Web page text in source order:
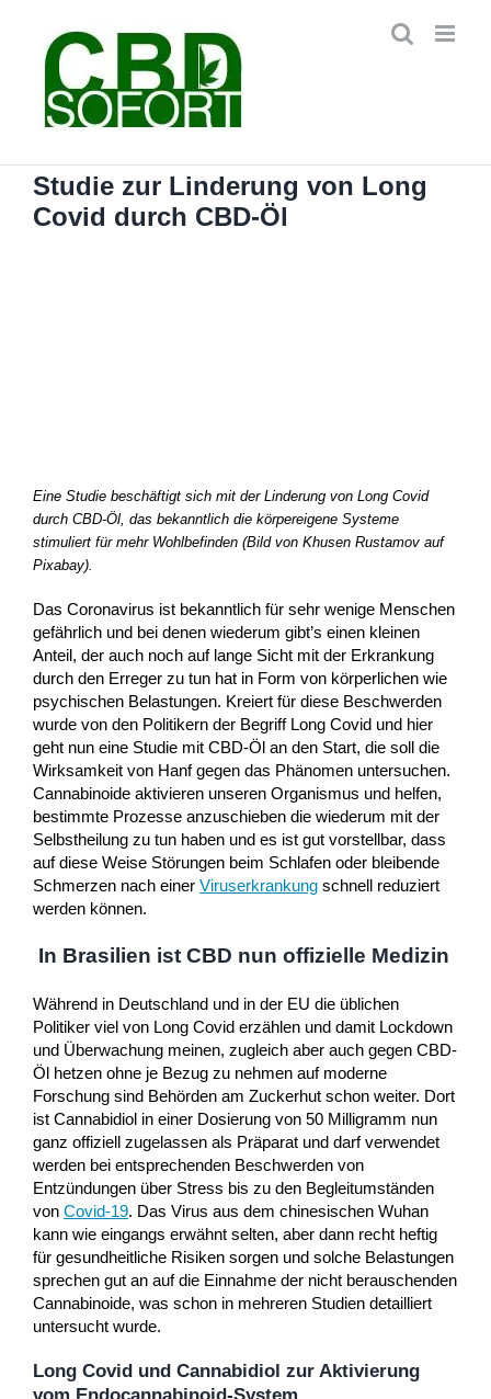
springen
Studie zur Linderung von Long
Covid durch CBD-Öl
Eine Studie beschäftigt sich mit der Linderung von Long Covid
durch CBD-Öl, das bekanntlich die körpereigene Systeme
stimuliert für mehr Wohlbefinden (Bild von Khusen Rustamov auf
Pixabay).
Das Coronavirus ist bekanntlich für sehr wenige Menschen
gefährlich und bei denen wiederum gibt’s einen kleinen
Anteil, der auch noch auf lange Sicht mit der Erkrankung
durch den Erreger zu tun hat in Form von körperlichen wie
psychischen Belastungen. Kreiert für diese Beschwerden
wurde von den Politikern der Begriff Long Covid und hier
geht nun eine Studie mit CBD-Öl an den Start, die soll die
Wirksamkeit von Hanf gegen das Phänomen untersuchen.
Cannabinoide aktivieren unseren Organismus und helfen,
bestimmte Prozesse anzuschieben die wiederum mit der
Selbstheilung zu tun haben und es ist gut vorstellbar, dass
auf diese Weise Störungen beim Schlafen oder bleibende
Schmerzen nach einer Viruserkrankung schnell reduziert
werden können.
In Brasilien ist CBD nun offizielle Medizin
Während in Deutschland und in der EU die üblichen
Politiker viel von Long Covid erzählen und damit Lockdown
und Überwachung meinen, zugleich aber auch gegen CBD-
Öl hetzen ohne je Bezug zu nehmen auf moderne
Forschung sind Behörden am Zuckerhut schon weiter. Dort
ist Cannabidiol in einer Dosierung von 50 Milligramm nun
ganz offiziell zugelassen als Präparat und darf verwendet
werden bei entsprechenden Beschwerden von
Entzündungen über Stress bis zu den Begleitumständen
von Covid-19. Das Virus aus dem chinesischen Wuhan
kann wie eingangs erwähnt selten, aber dann recht heftig
für gesundheitliche Risiken sorgen und solche Belastungen
sprechen gut an auf die Einnahme der nicht berauschenden
Cannabinoide, was schon in mehreren Studien detailliert
untersucht wurde.
Long Covid und Cannabidiol zur Aktivierung